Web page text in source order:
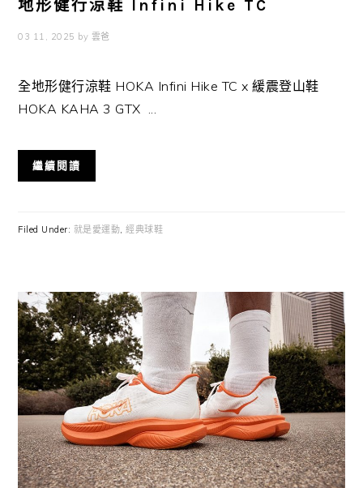
地形健行涼鞋 Infini Hike TC
03 11, 2025 by 雲爸
全地形健行涼鞋 HOKA Infini Hike TC x 緩震登山鞋
HOKA KAHA 3 GTX ...
繼續閱讀
Filed Under: 就是愛運動 ,經典球鞋